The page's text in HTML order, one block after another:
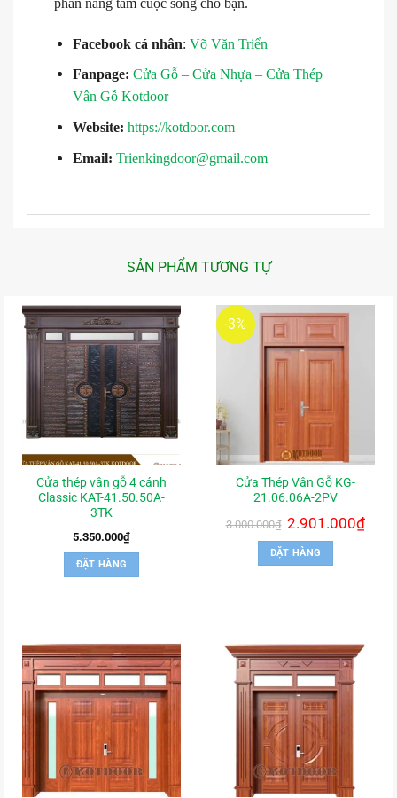
phần nâng tầm cuộc sống cho bạn.
Facebook cá nhân: Võ Văn Triển
Fanpage: Cửa Gỗ – Cửa Nhựa – Cửa Thép
Vân Gỗ Kotdoor
Website: https://kotdoor.com
Email: Trienkingdoor@gmail.com
SẢN PHẨM TƯƠNG TỰ
Cửa thép vân gỗ 4 cánh
Classic KAT-41.50.50A-
3TK
5.350.000₫
ĐẶT HÀNG
-3%
Cửa Thép Vân Gỗ KG-
21.06.06A-2PV
3.000.000₫ Giá
gốc
là:
3.000.000₫.
2.901.000₫Giá
ĐẶT HÀNG